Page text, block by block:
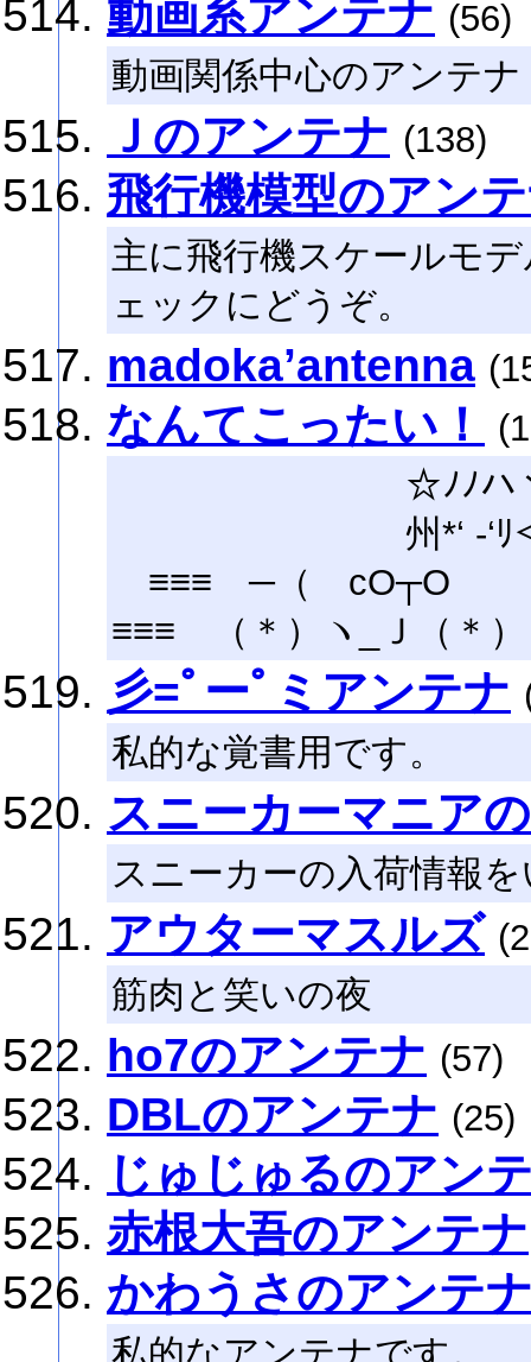
動画系アンテナ (56)
動画関係中心のアンテ
Ｊのアンテナ (138)
飛行機模型のアン
主に飛行機スケールモ
ェックにどうぞ。
madoka’antenna
なんてこったい！
☆ﾉﾉハ
州*‘ -‘ﾘ＜こ
≡≡≡ ─（ cO┬O
≡≡≡ （＊）ヽ_Ｊ（＊）
彡=ﾟーﾟミアンテナ
私的な覚書用です。
スニーカーマニア
スニーカーの入荷情報
アウターマスルズ
筋肉と笑いの夜
ho7のアンテナ (57)
DBLのアンテナ (25)
じゅじゅるのアン
赤根大吾のアンテナ
かわうさのアンテ
私的なアンテナです。